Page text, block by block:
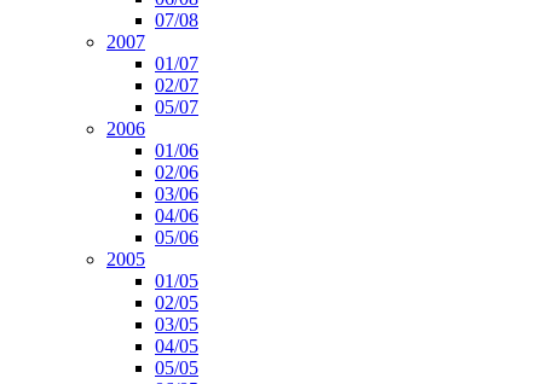
07/08
2007
01/07
02/07
05/07
2006
01/06
02/06
03/06
04/06
05/06
2005
01/05
02/05
03/05
04/05
05/05